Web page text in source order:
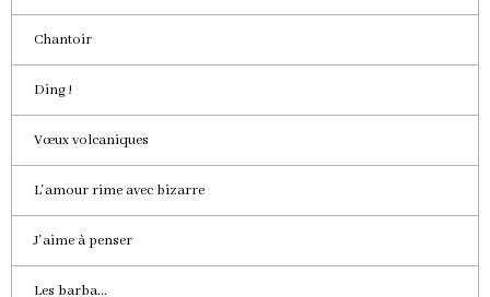
Chantoir
Ding !
Vœux volcaniques
L'amour rime avec bizarre
J'aime à penser
Les barba...